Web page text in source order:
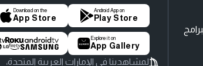
Android App on
Play Store
Download on the
App Store
Explore it on
App Gallery
لمشاهدينا في الإمارات العربية المتحدة،